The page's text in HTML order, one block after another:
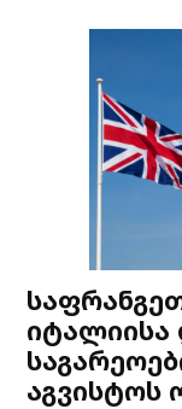
იტალიისა
აგვისტოს